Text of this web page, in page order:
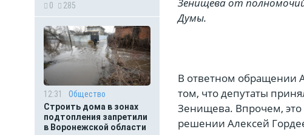
0
285
12:31
Общество
Строить дома в зонах
подтопления запретили
в Воронежской области
Думы.
А.
В ответном обращении
том, что депутаты
Зенищева. Впрочем,
решении Алексей